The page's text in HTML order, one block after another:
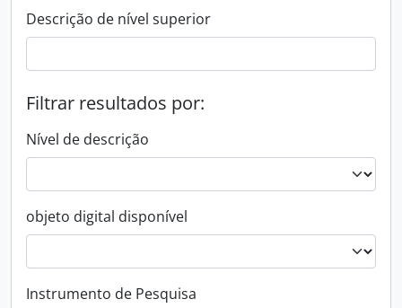
Descrição de nível superior
Filtrar resultados por:
Nível de descrição
objeto digital disponível
Instrumento de Pesquisa